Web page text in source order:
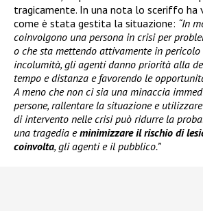
tragicamente. In una nota lo sceriffo ha
come è stata gestita la situazione: “In
coinvolgono una persona in crisi per
o che sta mettendo attivamente in
incolumità, gli agenti danno priorità alla
tempo e distanza e favorendo le
A meno che non ci sia una minaccia
persone, rallentare la situazione e
di intervento nelle crisi può ridurre la
una tragedia eminimizzare il rischio di
coinvolta, gli agenti e il pubblico.”